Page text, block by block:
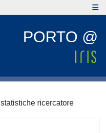
PORTO @
statistiche ricercatore